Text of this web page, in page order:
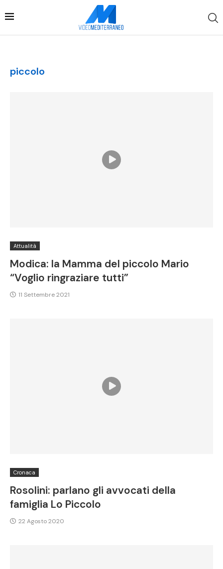
piccolo
Attualità
Modica: la Mamma del piccolo Mario
“Voglio ringraziare tutti”
11 Settembre 2021
Cronaca
Rosolini: parlano gli avvocati della
famiglia Lo Piccolo
22 Agosto 2020